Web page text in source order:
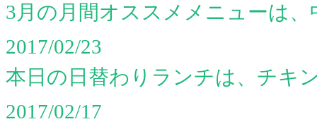
3月の月間オススメメニューは
2017/02/23
本日の日替わりランチは、チキ
2017/02/17